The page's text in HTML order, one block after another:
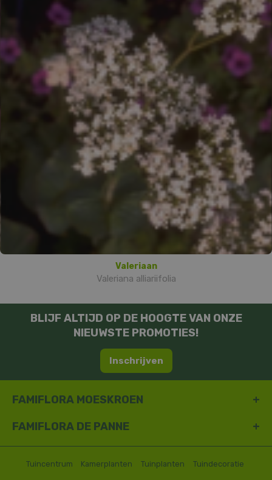
Valeriaan
Valeriana alliariifolia
BLIJF ALTIJD OP DE HOOGTE VAN ONZE
NIEUWSTE PROMOTIES!
Inschrijven
FAMIFLORA MOESKROEN
FAMIFLORA DE PANNE
Tuincentrum Kamerplanten Tuinplanten Tuindecoratie